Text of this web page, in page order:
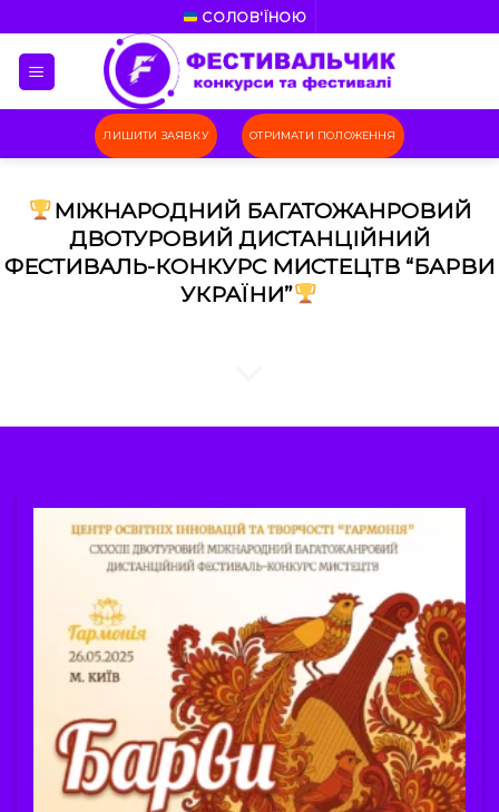
to
content
СОЛОВ'ЇНОЮ
ЛИШИТИ ЗАЯВКУ ОТРИМАТИ ПОЛОЖЕННЯ
МІЖНАРОДНИЙ БАГАТОЖАНРОВИЙ
ДВОТУРОВИЙ ДИСТАНЦІЙНИЙ
ФЕСТИВАЛЬ-КОНКУРС МИСТЕЦТВ “БАРВИ
УКРАЇНИ”